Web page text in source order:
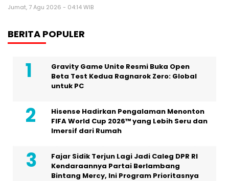
Jumat, 7 Agu 2026 - 04:14 WIB
BERITA POPULER
Gravity Game Unite Resmi Buka Open
Beta Test Kedua Ragnarok Zero: Global
untuk PC
Hisense Hadirkan Pengalaman Menonton
FIFA World Cup 2026™ yang Lebih Seru dan
Imersif dari Rumah
Fajar Sidik Terjun Lagi Jadi Caleg DPR RI
Kendaraannya Partai Berlambang
Bintang Mercy, Ini Program Prioritasnya